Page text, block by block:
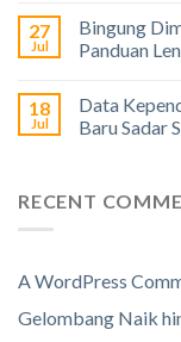
27
Jul
Bingung
Panduan
18
Jul
Data
Baru Sadar
RECENT
A WordPress
Gelombang Naik